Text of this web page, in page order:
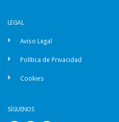
LEGAL
Aviso Legal
Política de Privacidad
Cookies
SÍGUENOS